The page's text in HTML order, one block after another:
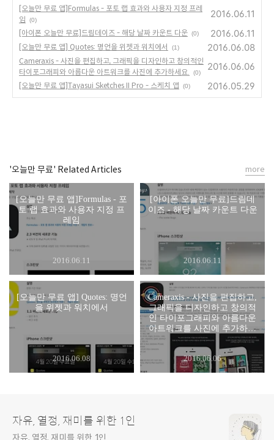
[오늘만 무료 앱]Formulas - 포토 랩 효과와 사용자 지정 프레
임
(0)
2016.06.11
[아이폰 오늘만 무료]드림데이즈 - 해당 날짜 카운트 다운 (0) 2016.06.11
[오늘만 무료 앱] Quotes: 명언을 위젯과 워치에서 (1) 2016.06.08
Cameraxis - 사진을 편집하고, 그래픽을 디자인하고 창의적인
타이포그래피와 아름다운 아트워크를 사진에 추가하세요.
(0)
2016.06.06
[오늘만 무료 앱]Tayasui Sketches II Pro - 스케치 앱 (0) 2016.05.29
'오늘만 무료' Related Articles
[오늘만 무료 앱]Formulas - 포
토 랩 효과와 사용자 지정 프
레임
2016.06.11
[아이폰 오늘만 무료]드림데
이즈 - 해당 날짜 카운트 다운
2016.06.11
[오늘만 무료 앱] Quotes: 명언
을 위젯과 워치에서
2016.06.08
Cameraxis - 사진을 편집하고,
그래픽을 디자인하고 창의적
인 타이포그래피와 아름다운
아트워크를 사진에 추가하세
요.
2016.06.06
more
자유, 열정, 재미를 위한 1인
자유, 열정, 재미를 위한 1인